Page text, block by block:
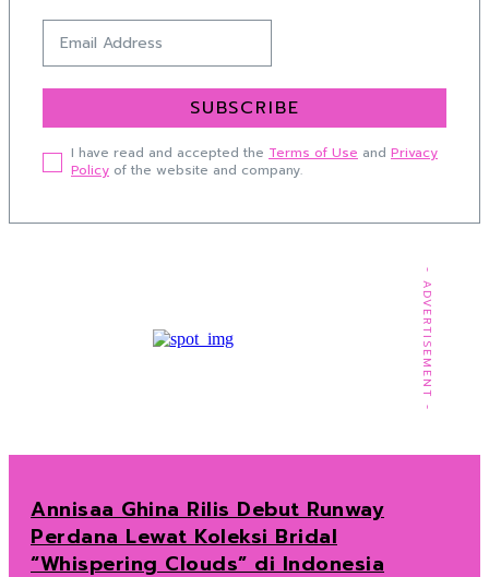
SUBSCRIBE
I have read and accepted the Terms of Use and Privacy
Policy of the website and company.
- ADVERTISEMENT -
Annisaa Ghina Rilis Debut Runway
Perdana Lewat Koleksi Bridal
“Whispering Clouds” di Indonesia